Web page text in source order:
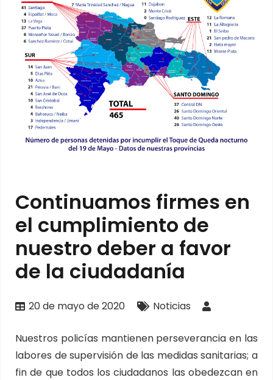
Continuamos firmes en
el cumplimiento de
nuestro deber a favor
de la ciudadanía
20 de mayo de 2020 Noticias
Nuestros policías mantienen perseverancia en las
labores de supervisión de las medidas sanitarias; a
fin de que todos los ciudadanos las obedezcan en